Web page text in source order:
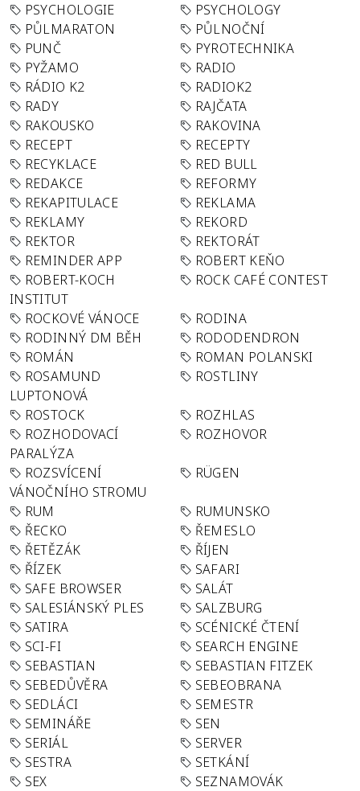
PSYCHOLOGIE
PSYCHOLOGY
PŮLMARATON
PŮLNOČNÍ
PUNČ
PYROTECHNIKA
PYŽAMO
RADIO
RÁDIO K2
RADIOK2
RADY
RAJČATA
RAKOUSKO
RAKOVINA
RECEPT
RECEPTY
RECYKLACE
RED BULL
REDAKCE
REFORMY
REKAPITULACE
REKLAMA
REKLAMY
REKORD
REKTOR
REKTORÁT
REMINDER APP
ROBERT KEŇO
ROBERT-KOCH
INSTITUT
ROCK CAFÉ CONTEST
ROCKOVÉ VÁNOCE
RODINA
RODINNÝ DM BĚH
RODODENDRON
ROMÁN
ROMAN POLANSKI
ROSAMUND
LUPTONOVÁ
ROSTLINY
ROSTOCK
ROZHLAS
ROZHODOVACÍ
PARALÝZA
ROZHOVOR
ROZSVÍCENÍ
VÁNOČNÍHO STROMU
RÜGEN
RUM
RUMUNSKO
ŘECKO
ŘEMESLO
ŘETĚZÁK
ŘÍJEN
ŘÍZEK
SAFARI
SAFE BROWSER
SALÁT
SALESIÁNSKÝ PLES
SALZBURG
SATIRA
SCÉNICKÉ ČTENÍ
SCI-FI
SEARCH ENGINE
SEBASTIAN
SEBASTIAN FITZEK
SEBEDŮVĚRA
SEBEOBRANA
SEDLÁCI
SEMESTR
SEMINÁŘE
SEN
SERIÁL
SERVER
SESTRA
SETKÁNÍ
SEX
SEZNAMOVÁK